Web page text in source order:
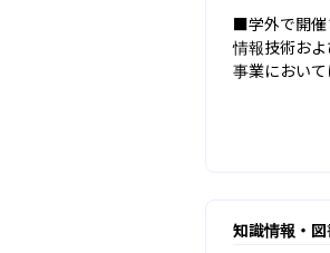
■学外で開催
情報技術お
事業において
知識情報・